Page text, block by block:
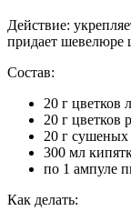
Действие:
придает шевелюре
Состав:
20 г цветков
20 г цветков
20 г сушеных
300 мл
по 1 ампуле
Как делать: